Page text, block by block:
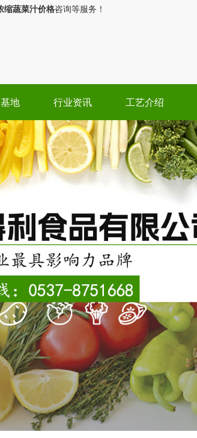
缩蔬菜汁价格咨询等服务！
地 行业资讯 工艺介绍